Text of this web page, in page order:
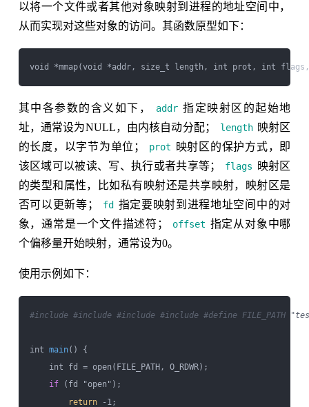
以将一个文件或者其他对象映射到进程的地址空间中，
从而实现对这些对象的访问。其函数原型如下：
其中各参数的含义如下， addr 指定映射区的起始地
址，通常设为NULL，由内核自动分配；
length 映射区
的长度，以字节为单位；
prot
映射区的保护方式，即
该区域可以被读、写、执行或者共享等；
flags
映射区
的类型和属性，比如私有映射还是共享映射，映射区是
否可以更新等；
fd 指定要映射到进程地址空间中的对
象，通常是一个文件描述符；
offset 指定从对象中哪
个偏移量开始映射，通常设为0。
使用示例如下：
#include #include #include #include #define FILE_PATH
int main() {
int fd = open(FILE_PATH, O_RDWR);
if (fd "open");
return -1;